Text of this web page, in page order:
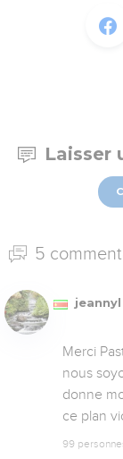
Laisser
5
jeannyl
Merci
nous
donne
ce plan
99